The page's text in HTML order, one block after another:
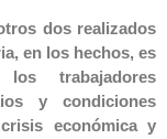
dos realizados
en los hechos, es
trabajadores
y condiciones
económica y